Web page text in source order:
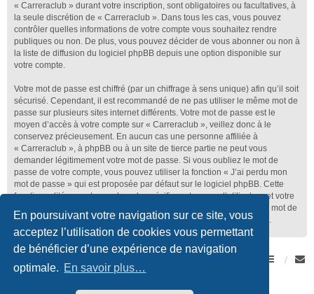
En poursuivant votre navigation sur ce site, vous
acceptez l’utilisation de cookies vous permettant
de bénéficier d’une expérience de navigation
optimale. En savoir plus…
« Carreraclub » durant votre inscription, sont obligatoires ou facultatives, à
la seule discrétion de « Carreraclub ». Dans tous les cas, vous pouvez
contrôler quelles informations de votre compte vous souhaitez rendre
publiques ou non. De plus, vous pouvez décider de vous abonner ou non à
la liste de diffusion du logiciel phpBB depuis une option disponible sur
votre compte.
Votre mot de passe est chiffré (par un chiffrage à sens unique) afin qu’il soit
sécurisé. Cependant, il est recommandé de ne pas utiliser le même mot de
passe sur plusieurs sites internet différents. Votre mot de passe est le
moyen d’accès à votre compte sur « Carreraclub », veillez donc à le
conservez précieusement. En aucun cas une personne affiliée à
« Carreraclub », à phpBB ou à un site de tierce partie ne peut vous
demander légitimement votre mot de passe. Si vous oubliez le mot de
passe de votre compte, vous pouvez utiliser la fonction « J’ai perdu mon
mot de passe » qui est proposée par défaut sur le logiciel phpBB. Cette
fonctionnalité vous demandera de spécifier votre nom d’utilisateur et votre
adresse de courriel et le logiciel phpBB générera alors un nouveau mot de
passe afin que vous puissiez reprendre le contrôle de votre compte.